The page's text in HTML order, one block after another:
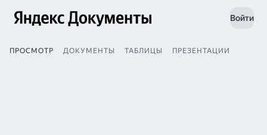
Войти
ПРОСМОТР ДОКУМЕНТЫ ТАБЛИЦЫ ПРЕЗЕНТАЦИИ